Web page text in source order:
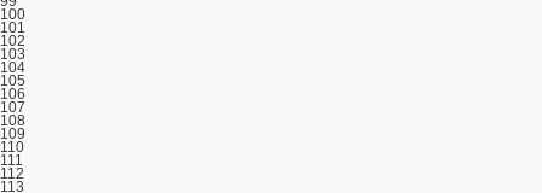
100
101
102
103
104
105
106
107
108
109
110
111
112
113